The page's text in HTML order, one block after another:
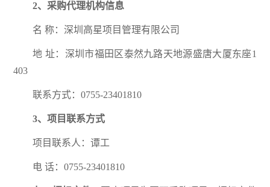
2、采购代理机构信息
名 称：深圳高星项目管理有限公司
地 址：深圳市福田区泰然九路天地源盛唐大厦东座1
403
联系方式：0755-23401810
3、项目联系方式
项目联系人：谭工
电 话：0755-23401810